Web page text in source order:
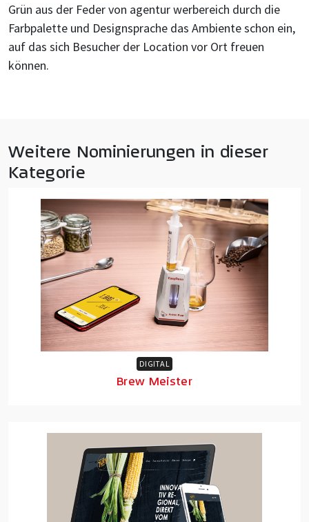
Grün aus der Feder von agentur werbereich durch die
Farbpalette und Designsprache das Ambiente schon ein,
auf das sich Besucher der Location vor Ort freuen
können.
Weitere Nominierungen in dieser
Kategorie
DIGITAL
Brew Meister